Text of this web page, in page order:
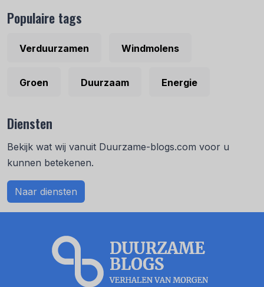
Populaire tags
Verduurzamen Windmolens
Groen Duurzaam Energie
Diensten
Bekijk wat wij vanuit Duurzame-blogs.com voor u
kunnen betekenen.
Naar diensten